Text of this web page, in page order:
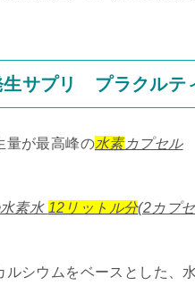
生サプリ プラクルテ
量が最高峰の水素カプセル
素水 12リットル分(2カプ
ルシウムをベースとした、